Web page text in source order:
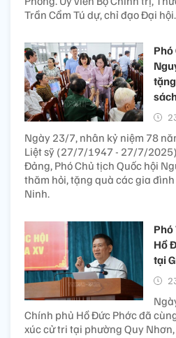
Trần Cẩm Tú dự, chỉ đạo Đại hội.
Phó
Ngày 23/7, nhân kỷ niệm 78
Liệt sỹ (27/7/1947 - 27/7/
Đảng, Phó Chủ tịch Quốc hội
thăm hỏi, tặng quà các gia
Ninh.
Hồ
tại
Chính phủ Hồ Đức Phớc đã
xúc cử tri tại phường Quy